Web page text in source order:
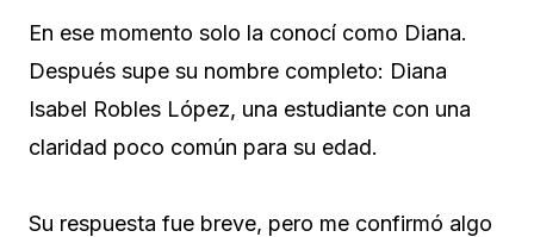
En ese momento solo la conocí como Diana.
Después supe su nombre completo: Diana
Isabel Robles López, una estudiante con una
claridad poco común para su edad.
Su respuesta fue breve, pero me confirmó algo